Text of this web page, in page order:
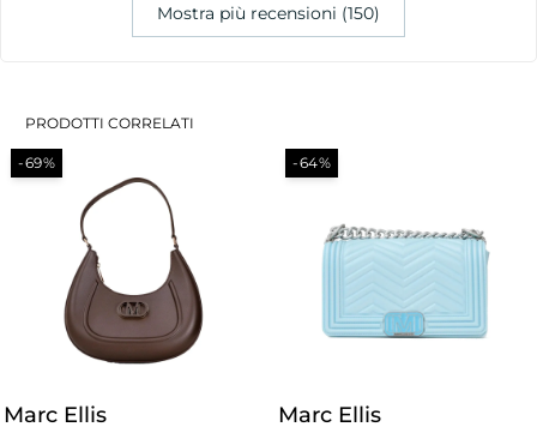
Mostra più recensioni (150)
PRODOTTI CORRELATI
-69%
Marc Ellis
-64%
Marc Ellis